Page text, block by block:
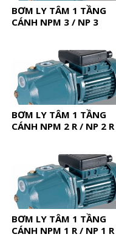
BƠM LY TÂM 1 TẦNG
CÁNH NPM 3 / NP 3
BƠM LY TÂM 1 TẦNG
CÁNH NPM 2 R / NP 2 R
BƠM LY TÂM 1 TẦNG
CÁNH NPM 1 R / NP 1 R